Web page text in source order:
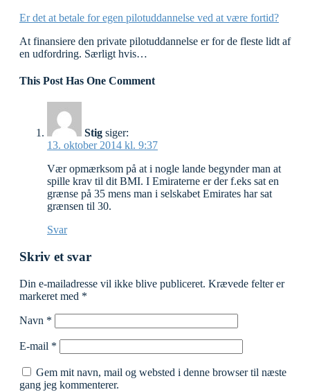
Er det at betale for egen pilotuddannelse ved at være fortid?
At finansiere den private pilotuddannelse er for de fleste lidt af
en udfordring. Særligt hvis…
This Post Has One Comment
Stig siger:
13. oktober 2014 kl. 9:37
Vær opmærksom på at i nogle lande begynder man at
spille krav til dit BMI. I Emiraterne er der f.eks sat en
grænse på 35 mens man i selskabet Emirates har sat
grænsen til 30.
Svar
Skriv et svar
Din e-mailadresse vil ikke blive publiceret. Krævede felter er
markeret med *
Navn *
E-mail *
Gem mit navn, mail og websted i denne browser til næste
gang jeg kommenterer.